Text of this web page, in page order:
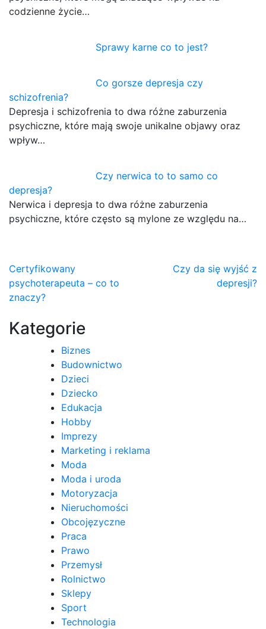
codzienne życie…
Sprawy karne co to jest?
Co gorsze depresja czy
schizofrenia?
Depresja i schizofrenia to dwa różne zaburzenia
psychiczne, które mają swoje unikalne objawy oraz
wpływ…
Czy nerwica to to samo co
depresja?
Nerwica i depresja to dwa różne zaburzenia
psychiczne, które często są mylone ze względu na…
Nawigacja
wpisu
Certyfikowany
psychoterapeuta – co to
znaczy?
Czy da się wyjść z
depresji?
Kategorie
Biznes
Budownictwo
Dzieci
Dziecko
Edukacja
Hobby
Imprezy
Marketing i reklama
Moda
Moda i uroda
Motoryzacja
Nieruchomości
Obcojęzyczne
Praca
Prawo
Przemysł
Rolnictwo
Sklepy
Sport
Technologia